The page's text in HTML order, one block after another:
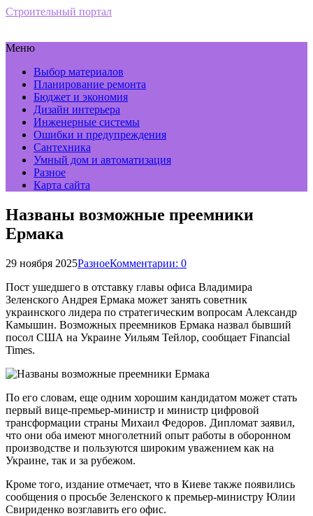
Строительный портал
Меню
Выбор материалов
Планирование ремонта
Бюджет и экономия
Дизайн интерьера
Инженерные системы
Ошибки и предупреждения
Сантехника
Умный дом и автоматизация
Разное
Карта сайта
Названы возможные преемники
Ермака
29 ноября 2025РазноеКомментарии: 0
Пост ушедшего в отставку главы офиса Владимира
Зеленского Андрея Ермака может занять советник
украинского лидера по стратегическим вопросам Александр
Камышин. Возможных преемников Ермака назвал бывший
посол США на Украине Уильям Тейлор, сообщает Financial
Times.
По его словам, еще одним хорошим кандидатом может стать
первый вице-премьер-министр и министр цифровой
трансформации страны Михаил Федоров. Дипломат заявил,
что они оба имеют многолетний опыт работы в оборонном
производстве и пользуются широким уважением как на
Украине, так и за рубежом.
Кроме того, издание отмечает, что в Киеве также появились
сообщения о просьбе Зеленского к премьер-министру Юлии
Свириденко возглавить его офис.